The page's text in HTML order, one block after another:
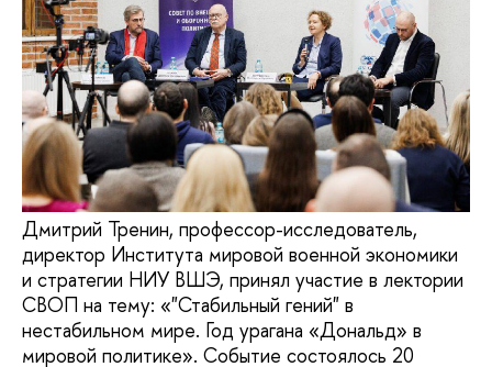
Дмитрий Тренин, профессор-исследователь,
директор Института мировой военной экономики
и стратегии НИУ ВШЭ, принял участие в лектории
СВОП на тему: «"Стабильный гений" в
нестабильном мире. Год урагана «Дональд» в
мировой политике». Событие состоялось 20